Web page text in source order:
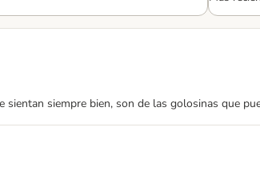
siempre bien, son de las golosinas que